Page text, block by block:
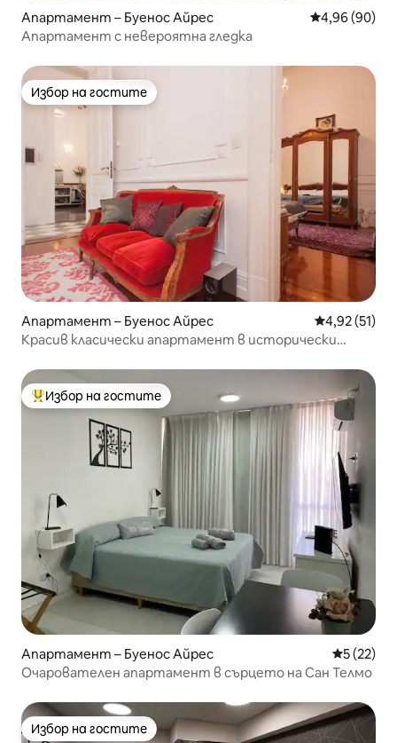
Апартамент – Буенос Айрес Средна
4,96 (90)
Апартамент с невероятна гледка
Избор на гостите
Избор на гостите
Апартамент – Буенос Айрес Средна
4,92 (51)
Красив класически апартамент в исторически
Най-популярен избор на гостите
Избор на гостите
Апартамент – Буенос Айрес Средна
5 (22)
Очарователен апартамент в сърцето на Сан Телмо
Избор на гостите
Избор на гостите